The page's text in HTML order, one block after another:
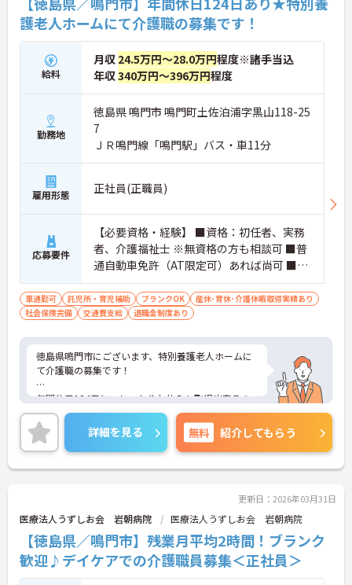
護老人ホームにて介護職の募集です！
給料
月収 24.5万円～28.0万円程度※諸手当込
年収340万円～396万円程度
勤務地
徳島県 鳴門市 鳴門町土佐泊浦字黒山118-25
7
ＪＲ鳴門線「鳴門駅」バス・車11分
雇用形態 正社員(正職員)
応募要件
【必要資格・経験】 ■資格：初任者、実務
者、介護福祉士 ※無資格の方も相談可 ■普
通自動車免許（AT限定可）あれば尚可 ■PC
スキル（簡単な入力） ■介護職経験のある
方
車通勤可 託児所・育児補助 ブランクOK
産休･育休･介護休暇取得実績あり
社会保険完備
交通費支給 退職金制度あり
徳島県鳴門市にございます、特別養護老人ホームに
て介護職の募集です！
年間休日124日と、しっかりお休みも取得出来るの
で、ワークライフバランスを大切にしたい方にオス
スメです♪
賞与・昇給あり！頑張りをしっかりと評価している
ので、モチベーションを保ちやすい環境です★
また、育児休暇制度がありますので、ライフステー
ジに応じて長くお仕事を続けていくことができます
◎
ご興味のある方は、マイナビ介護職までお問い合わ
せください。
詳細を見る 無料 紹介してもらう
更新日：2026年03月31日
医療法人うずしお会 岩朝病院 医療法人うずしお会 岩朝病院
【徳島県／鳴門市】残業月平均2時間！ブランク
歓迎♪デイケアでの介護職員募集＜正社員＞